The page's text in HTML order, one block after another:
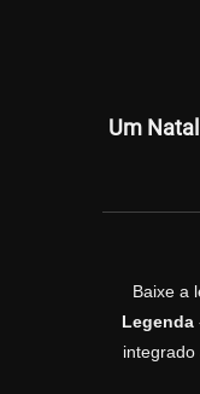
Um
Baixe a
Legenda